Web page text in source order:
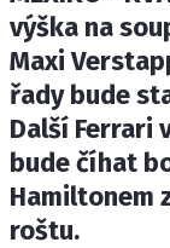
INCORP
výška na
Maxi
řady bude
Další Ferrari
bude číhat
Hamiltonem
roštu.